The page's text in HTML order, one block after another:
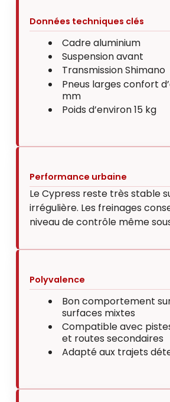
Données techniques clés
Cadre aluminium
Suspension avant
Transmission Shimano
Pneus larges confort
mm
Poids d’environ 15 kg
Performance urbaine
Le Cypress reste très stable
irrégulière. Les freinages
niveau de contrôle même
Polyvalence
Bon comportement
surfaces mixtes
Compatible avec
et routes secondaires
Adapté aux trajets